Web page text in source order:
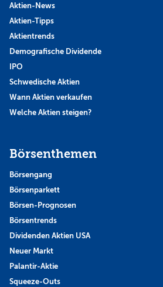
Aktien-News
Aktien-Tipps
Aktientrends
Demografische Dividende
IPO
Schwedische Aktien
Wann Aktien verkaufen
Welche Aktien steigen?
Börsenthemen
Börsengang
Börsenparkett
Börsen-Prognosen
Börsentrends
Dividenden Aktien USA
Neuer Markt
Palantir-Aktie
Squeeze-Outs